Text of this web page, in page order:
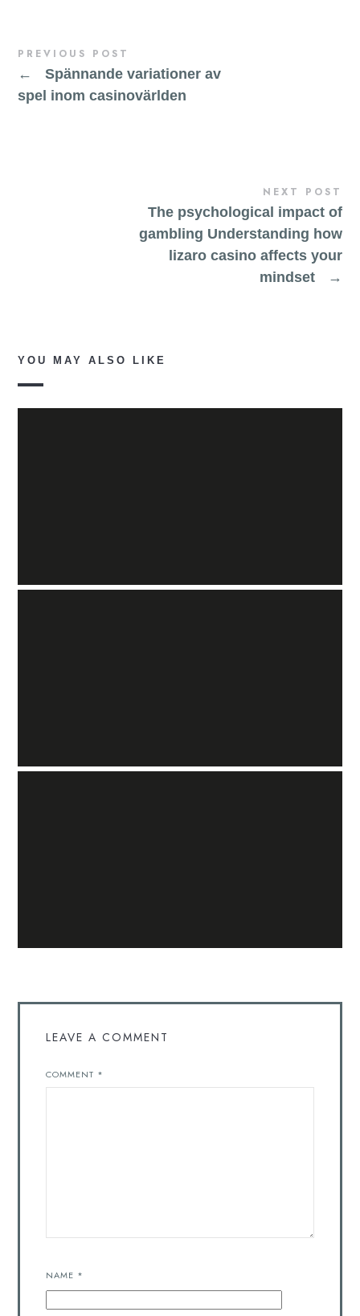
PREVIOUS POST
←
Spännande variationer av
spel inom casinovärlden
NEXT POST
The psychological impact of
gambling Understanding how
lizaro casino affects your
mindset
→
YOU MAY ALSO LIKE
LEAVE A COMMENT
COMMENT *
NAME *